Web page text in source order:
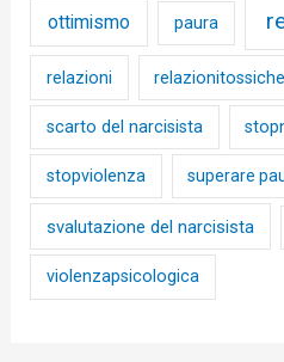
ottimismo paura
relazioni relazionitossiche
scarto del narcisista
stopviolenza superare
svalutazione del narcisista
violenzapsicologica